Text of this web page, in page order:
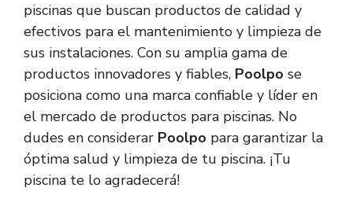
piscinas que buscan productos de calidad y
efectivos para el mantenimiento y limpieza de
sus instalaciones. Con su amplia gama de
productos innovadores y fiables, Poolpo se
posiciona como una marca confiable y líder en
el mercado de productos para piscinas. No
dudes en considerar Poolpo para garantizar la
óptima salud y limpieza de tu piscina. ¡Tu
piscina te lo agradecerá!